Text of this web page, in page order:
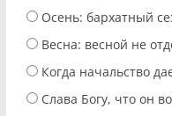
Осень: бархатный
Весна: весной не
Когда начальство
Слава Богу, что он